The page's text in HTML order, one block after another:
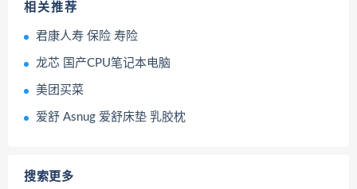
相关推荐
君康人寿 保险 寿险
龙芯 国产CPU笔记本电脑
美团买菜
爱舒 Asnug 爱舒床垫 乳胶枕
搜索更多